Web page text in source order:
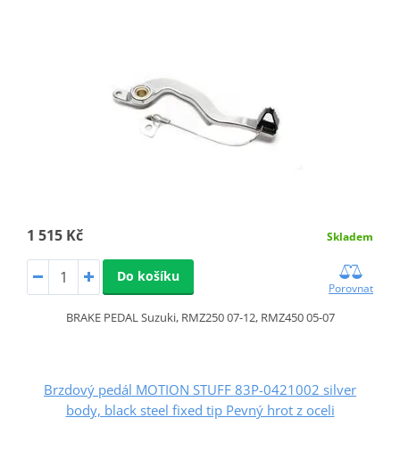
1 515 Kč Skladem
Do košíku
Porovnat
BRAKE PEDAL Suzuki, RMZ250 07-12, RMZ450 05-07
Brzdový pedál MOTION STUFF 83P-0421002 silver
body, black steel fixed tip Pevný hrot z oceli